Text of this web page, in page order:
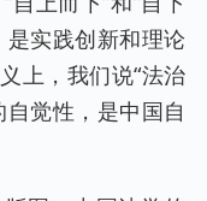
实践创新和理论
上，我们说“法治
觉性，是中国自